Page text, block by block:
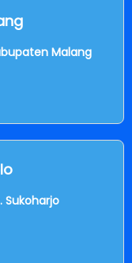
Malang
Sukoharjo